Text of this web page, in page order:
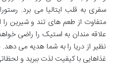
سفری به قلب ایتالیا می برد.
متفاوت از طعم های تند و شیرین
علاقه مندان به استیک را راضی
نظیر از دریا را به شما هدیه می
غذاهایی با کیفیت لذت ببرید و